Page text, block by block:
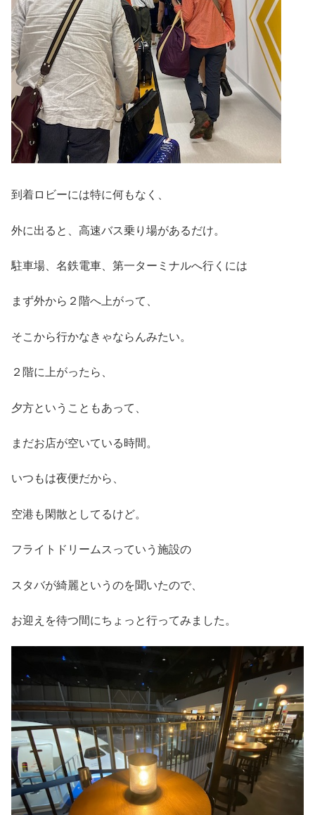
到着ロビーには特に何もなく、
外に出ると、高速バス乗り場があるだけ。
駐車場、名鉄電車、第一ターミナルへ行くには
まず外から２階へ上がって、
そこから行かなきゃならんみたい。
２階に上がったら、
夕方ということもあって、
まだお店が空いている時間。
いつもは夜便だから、
空港も閑散としてるけど。
フライトドリームスっていう施設の
スタバが綺麗というのを聞いたので、
お迎えを待つ間にちょっと行ってみました。